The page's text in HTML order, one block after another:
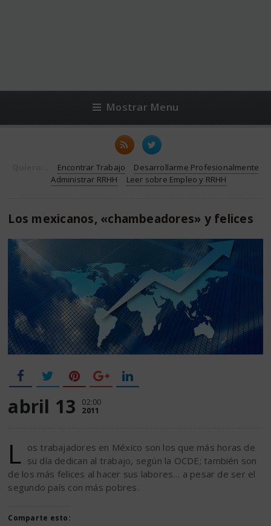
Mostrar Menu
Encontrar Trabajo
Desarrollarme Profesionalmente
Administrar RRHH
Leer sobre Empleo y RRHH
Los mexicanos, «chambeadores» y felices
abril 13 02:00
2011
L os trabajadores en México son los que más horas de
su día dedican al trabajo, según la OCDE; también son
de los más felices al hacer sus labores… a pesar de ser el
segundo país con más pobres.
Comparte esto: